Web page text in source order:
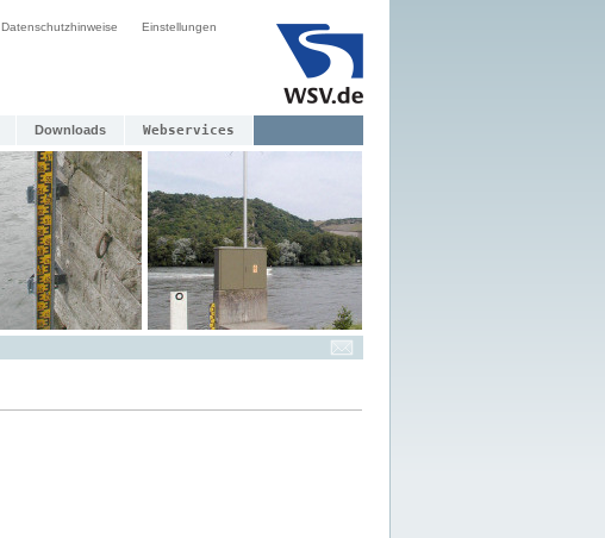
Datenschutzhinweise Einstellungen
Downloads Webservices